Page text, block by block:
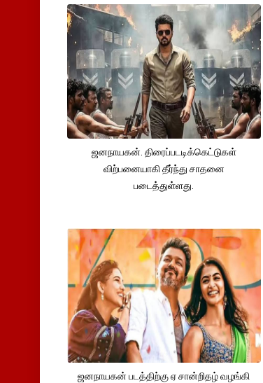
ஜனநாயகன். திரைப்படடிக்கெட்டுகள்
விற்பனையாகி தீர்ந்து சாதனை
படைத்துள்ளது.
ஜனநாயகன் படத்திற்கு ஏ சான்றிதழ் வழங்கி